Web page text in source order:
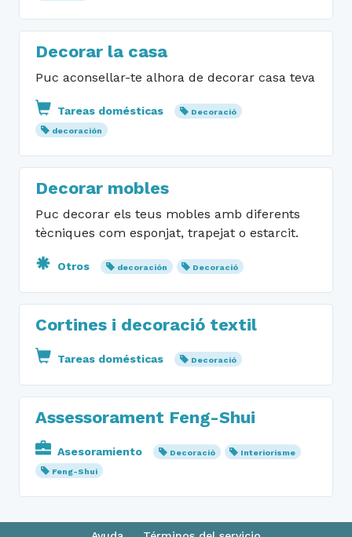
Decorar la casa
Puc aconsellar-te alhora de decorar casa teva
Tareas domésticas
Decoració
decoración
Decorar mobles
Puc decorar els teus mobles amb diferents
tècniques com esponjat, trapejat o estarcit.
Otros decoración Decoració
Cortines i decoració textil
Tareas domésticas Decoració
Assessorament Feng-Shui
Asesoramiento Decoració
Interiorisme
Feng-Shui